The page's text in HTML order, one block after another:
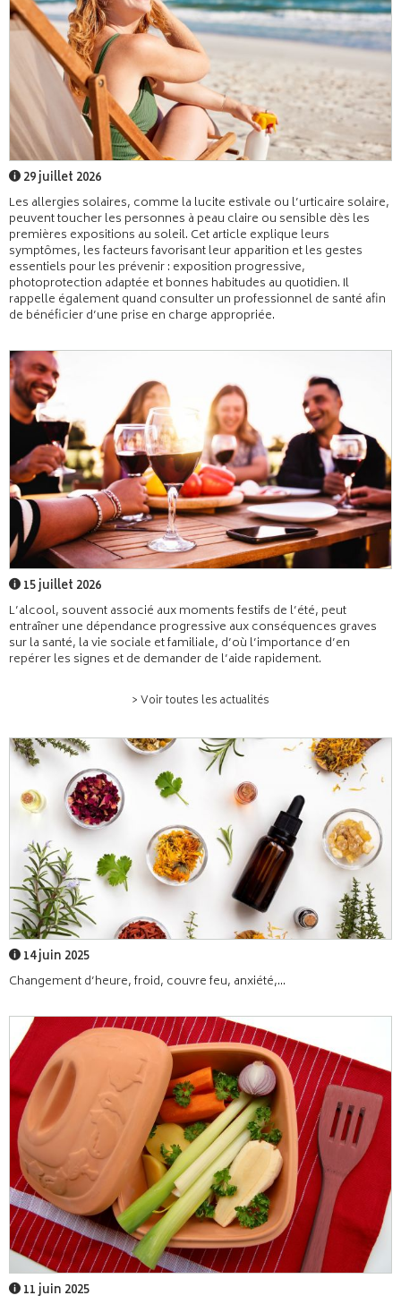
29 juillet 2026
Les allergies solaires, comme la lucite estivale ou l’urticaire solaire,
peuvent toucher les personnes à peau claire ou sensible dès les
premières expositions au soleil. Cet article explique leurs
symptômes, les facteurs favorisant leur apparition et les gestes
essentiels pour les prévenir : exposition progressive,
photoprotection adaptée et bonnes habitudes au quotidien. Il
rappelle également quand consulter un professionnel de santé afin
de bénéficier d’une prise en charge appropriée.
15 juillet 2026
L’alcool, souvent associé aux moments festifs de l’été, peut
entraîner une dépendance progressive aux conséquences graves
sur la santé, la vie sociale et familiale, d’où l’importance d’en
repérer les signes et de demander de l’aide rapidement.
> Voir toutes les actualités
14 juin 2025
Changement d’heure, froid, couvre feu, anxiété,...
11 juin 2025